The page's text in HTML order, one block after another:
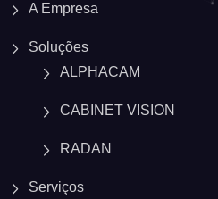
A Empresa
Soluções
ALPHACAM
CABINET VISION
RADAN
Serviços